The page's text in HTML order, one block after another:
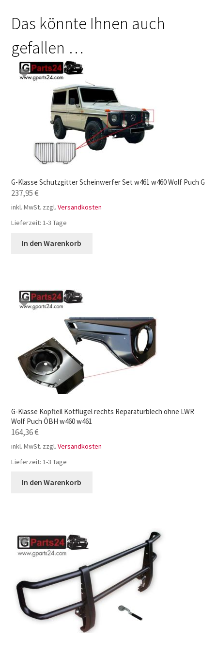
Das könnte Ihnen auch
gefallen …
G-Klasse Schutzgitter Scheinwerfer Set w461 w460 Wolf Puch G
237,95€
inkl. MwSt. zzgl. Versandkosten
Lieferzeit: 1-3 Tage
In den Warenkorb
G-Klasse Kopfteil Kotflügel rechts Reparaturblech ohne LWR
Wolf Puch ÖBH w460 w461
164,36€
inkl. MwSt. zzgl. Versandkosten
Lieferzeit: 1-3 Tage
In den Warenkorb